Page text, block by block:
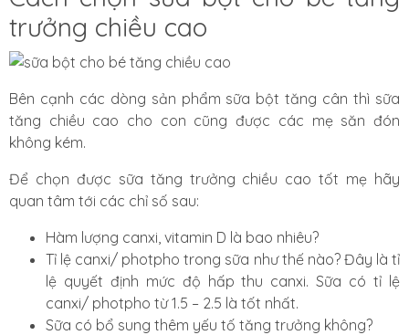
trưởng chiều cao
Bên cạnh các dòng sản phẩm sữa bột tăng cân thì sữa
tăng chiều cao cho con cũng được các mẹ săn đón
không kém.
Để chọn được sữa tăng trưởng chiều cao tốt mẹ hãy
quan tâm tới các chỉ số sau:
Hàm lượng canxi, vitamin D là bao nhiêu?
Tỉ lệ canxi/ photpho trong sữa như thế nào? Đây là tỉ
lệ quyết định mức độ hấp thu canxi. Sữa có tỉ lệ
canxi/ photpho từ 1.5 – 2.5 là tốt nhất.
Sữa có bổ sung thêm yếu tố tăng trưởng không?